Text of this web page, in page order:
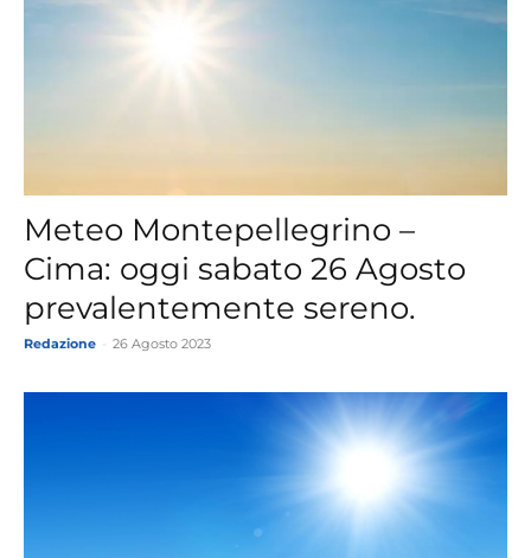
Meteo Montepellegrino –
Cima: oggi sabato 26 Agosto
prevalentemente sereno.
Redazione 26 Agosto 2023